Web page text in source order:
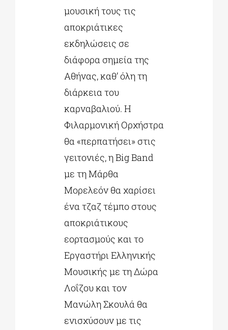
μουσική τους τις
αποκριάτικες
εκδηλώσεις σε
διάφορα σημεία της
Αθήνας, καθ’ όλη τη
διάρκεια του
καρναβαλιού. Η
Φιλαρμονική Ορχήστρα
θα «περπατήσει» στις
γειτονιές, η Big Band
με τη Μάρθα
Μορελεόν θα χαρίσει
ένα τζαζ τέμπο στους
αποκριάτικους
εορτασμούς και το
Εργαστήρι Ελληνικής
Μουσικής με τη Δώρα
Λοΐζου και τον
Μανώλη Σκουλά θα
ενισχύσουν με τις